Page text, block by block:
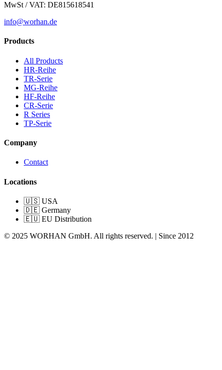
MwSt / VAT: DE815618541
info@worhan.de
Products
All Products
HR-Reihe
TR-Serie
MG-Reihe
HF-Reihe
CR-Serie
R Series
TP-Serie
Company
Contact
Locations
🇺🇸 USA
🇩🇪 Germany
🇪🇺 EU Distribution
© 2025 WORHAN GmbH. All rights reserved. | Since 2012